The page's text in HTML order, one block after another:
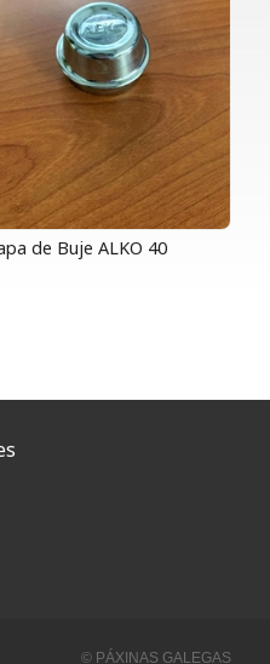
de Buje ALKO 40
© PÁXINAS GALEGAS